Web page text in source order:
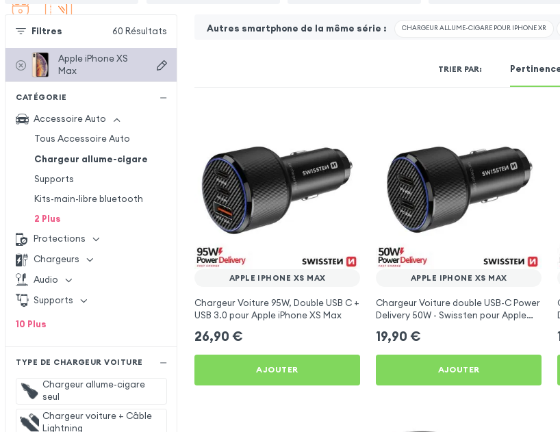
Filtres 60 Résultats
Apple iPhone XS
Max
CATÉGORIE
Accessoire Auto
Tous Accessoire Auto
Chargeur allume-cigare
Supports
Kits-main-libre bluetooth
2 Plus
Protections
Chargeurs
Audio
Supports
10 Plus
TYPE DE CHARGEUR VOITURE
Chargeur allume-cigare
seul
Chargeur voiture + Câble
Lightning
Autres smartphone de la même série : CHARGEUR ALLUME-CIGARE POUR IPHONE XR
TRIER PAR:
APPLE IPHONE XS MAX
Chargeur Voiture 95W, Double USB C +
USB 3.0 pour Apple iPhone XS Max
26,90 €
AJOUTER
APPLE IPHONE XS MAX
Chargeur Voiture double USB-C Power
Delivery 50W - Swissten pour Apple
19,90 €
AJOUTER